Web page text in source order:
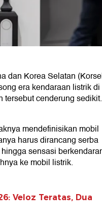
dan Korea Selatan
era kendaraan listrik di
tersebut cenderung sedikit.
mendefinisikan mobil
harus dirancang serba
sensasi
ke mobil listrik.
Veloz Teratas, Dua